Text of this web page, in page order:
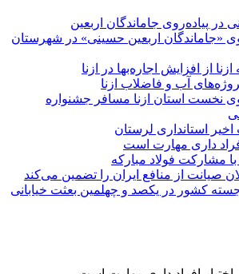
پیاده‌روی جاماندگان اربعین
«جاماندگان اربعین حسینی» در شهرستان
ازنا از افزایش اجاره‌بها در ازنا
آب و فاضلاب ازنا
نخست استان ازنا مسافر جشنواره
اخیر استانداری لرستان
افراد داری مهارت است
با مشارکت فولاد مبارکه
صیانت از منافع ایران را تضمین می‌کند
کشور در یکصد و چهلمین بعثت خیابانی